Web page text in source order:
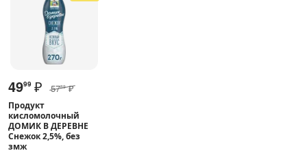
4999 ₽ 5789 ₽
Продукт
кисломолочный
ДОМИК В ДЕРЕВНЕ
Снежок 2,5%, без
змж